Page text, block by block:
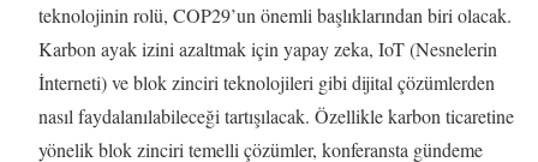
teknolojinin rolü, COP29’un önemli başlıklarından biri olacak.
Karbon ayak izini azaltmak için yapay zeka, IoT (Nesnelerin
İnterneti) ve blok zinciri teknolojileri gibi dijital çözümlerden
nasıl faydalanılabileceği tartışılacak. Özellikle karbon ticaretine
yönelik blok zinciri temelli çözümler, konferansta gündeme